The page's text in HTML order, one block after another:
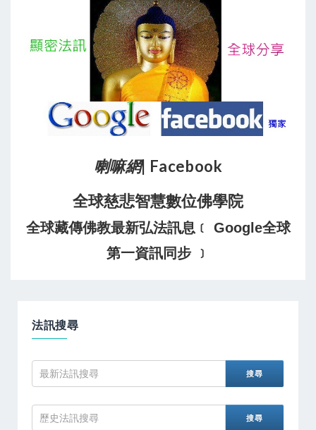
喇嘛網| Facebook
全球慈悲智慧數位佛學院
全球藏傳佛教最新弘法訊息﹝ Google全球
第一資訊同步 ﹞
法訊搜尋